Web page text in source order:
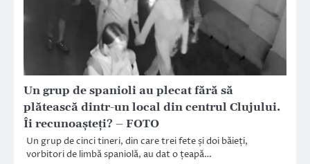
Un grup de spanioli au plecat fără să
plătească dintr-un local din centrul Clujului.
Îi recunoașteți? – FOTO
Un grup de cinci tineri, din care trei fete și doi băieți,
vorbitori de limbă spaniolă, au dat o țeapă…